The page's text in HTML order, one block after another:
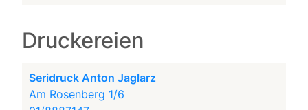
Druckereien
Seridruck Anton Jaglarz
Am Rosenberg 1/6